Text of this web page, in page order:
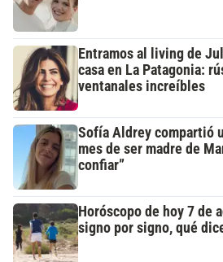
Entramos al living de
casa en La Patagonia:
ventanales increíbles
Sofía Aldrey compartió
mes de ser madre de
confiar”
Horóscopo de hoy 7 de
signo por signo, qué